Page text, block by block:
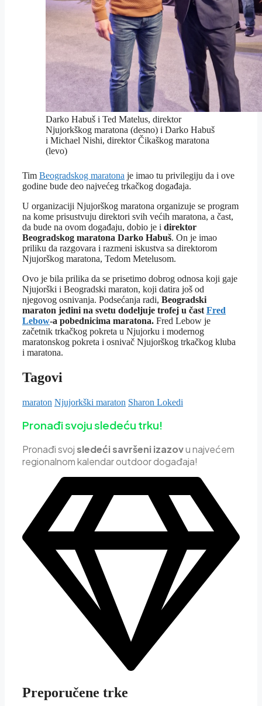
Darko Habuš i Ted Matelus, direktor
Njujorkškog maratona (desno) i Darko Habuš
i Michael Nishi, direktor Čikaškog maratona
(levo)
Tim Beogradskog maratona je imao tu privilegiju da i ove
godine bude deo najvećeg trkačkog događaja.
U organizaciji Njujorškog maratona organizuje se program
na kome prisustvuju direktori svih većih maratona, a čast,
da bude na ovom događaju, dobio je i direktor
Beogradskog maratona Darko Habuš. On je imao
priliku da razgovara i razmeni iskustva sa direktorom
Njujorškog maratona, Tedom Metelusom.
Ovo je bila prilika da se prisetimo dobrog odnosa koji gaje
Njujorški i Beogradski maraton, koji datira još od
njegovog osnivanja. Podsećanja radi, Beogradski
maraton jedini na svetu dodeljuje trofej u čast Fred
Lebow-a pobednicima maratona. Fred Lebow je
začetnik trkačkog pokreta u Njujorku i modernog
maratonskog pokreta i osnivač Njujorškog trkačkog kluba
i maratona.
Tagovi
maraton Njujorkški maraton Sharon Lokedi
Pronađi svoju sledeću trku!
Pronađi svojsledeći savršeni izazovu najvećem
regionalnom kalendar outdoor događaja!
Preporučene trke